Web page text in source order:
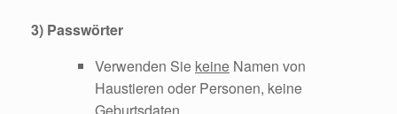
3) Passwörter
Verwenden Sie keine Namen von
Haustieren oder Personen, keine
Geburtsdaten,